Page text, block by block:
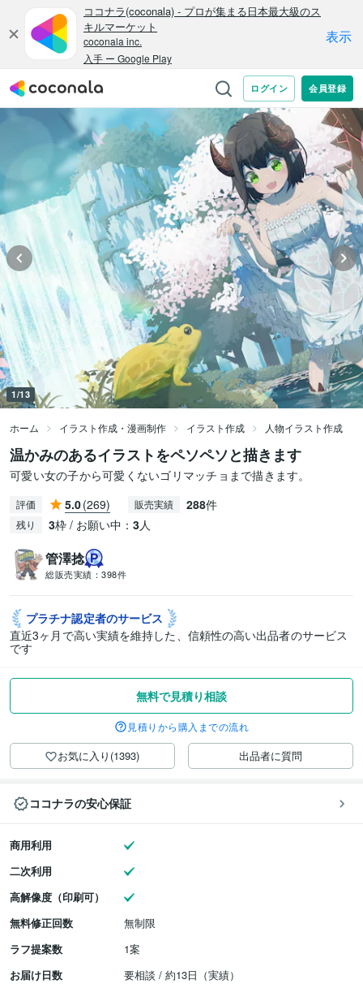
1/13
ホーム イラスト作成・漫画制作 イラスト作成 人物イラスト作成
温かみのあるイラストをペソペソと描きます
可愛い女の子から可愛くないゴリマッチョまで描きます。
評価 5.0(269) 販売実績 288件
残り 3枠 / お願い中： 3人
管澤捻
総販売実績： 398件
プラチナ認定者のサービス
直近3ヶ月で高い実績を維持した、信頼性の高い出品者のサービス
です
無料で見積り相談
見積りから購入までの流れ
お気に入り(1393) 出品者に質問
ココナラの安心保証
商用利用
二次利用
高解像度（印刷可）
無料修正回数
無制限
ラフ提案数
1案
お届け日数
要相談 / 約13日（実績）